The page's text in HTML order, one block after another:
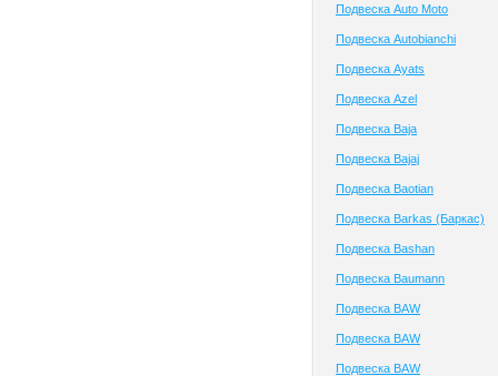
Подвеска Auto Moto
Подвеска Autobianchi
Подвеска Ayats
Подвеска Azel
Подвеска Baja
Подвеска Bajaj
Подвеска Baotian
Подвеска Barkas (Баркас)
Подвеска Bashan
Подвеска Baumann
Подвеска BAW
Подвеска BAW
Подвеска BAW